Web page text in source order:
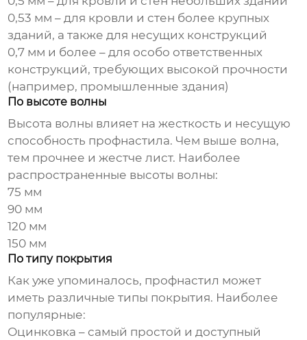
0,53 мм – для кровли и стен более крупных
зданий, а также для несущих конструкций
0,7 мм и более – для особо ответственных
конструкций, требующих высокой прочности
(например, промышленные здания)
По высоте волны
Высота волны влияет на жесткость и несущую
способность профнастила. Чем выше волна,
тем прочнее и жестче лист. Наиболее
распространенные высоты волны:
75 мм
90 мм
120 мм
150 мм
По типу покрытия
Как уже упоминалось, профнастил может
иметь различные типы покрытия. Наиболее
популярные:
Оцинковка – самый простой и доступный